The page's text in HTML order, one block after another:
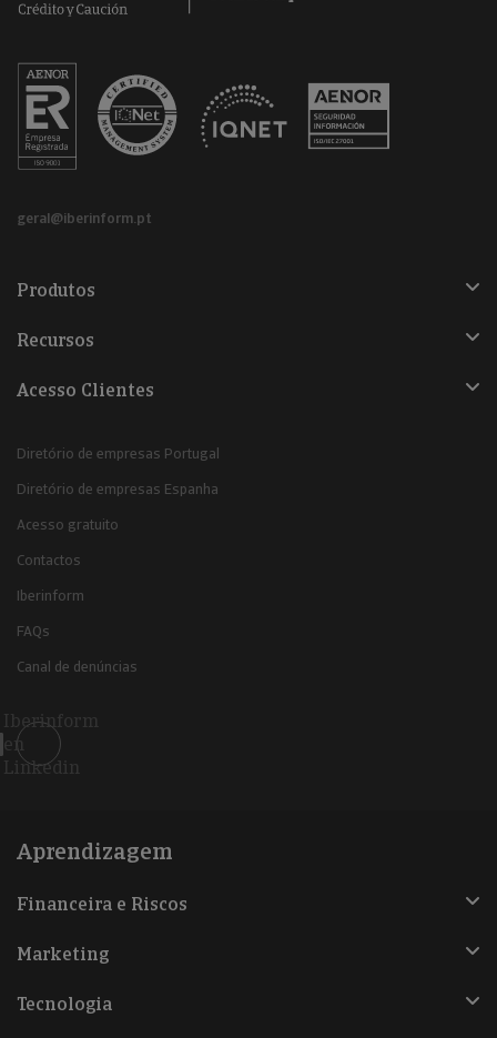
geral@iberinform.pt
Produtos
Recursos
Acesso Clientes
Diretório de empresas Portugal
Diretório de empresas Espanha
Acesso gratuito
Contactos
Iberinform
FAQs
Canal de denúncias
Iberinform
en
Linkedin
Aprendizagem
Financeira e Riscos
Marketing
Tecnologia